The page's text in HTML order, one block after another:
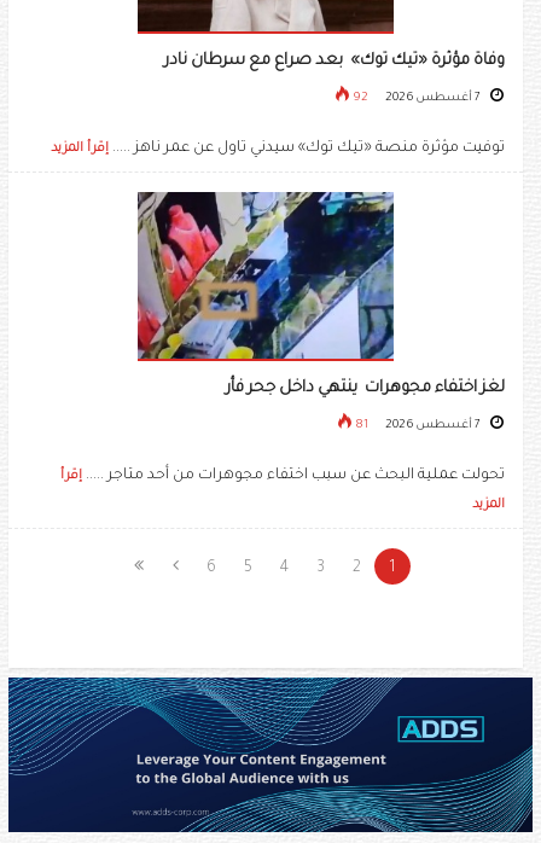
وفاة مؤثرة «تيك توك» بعد صراع مع سرطان نادر
92
توفيت مؤثرة منصة «تيك توك» سيدني تاول عن عمر ناهز ..... إقرأ المزيد
لغز اختفاء مجوهرات ينتهي داخل جحر فأر
81
تحولت عملية البحث عن سبب اختفاء مجوهرات من أحد متاجر ..... إقرأ
المزيد
1
2
3
4
5
6